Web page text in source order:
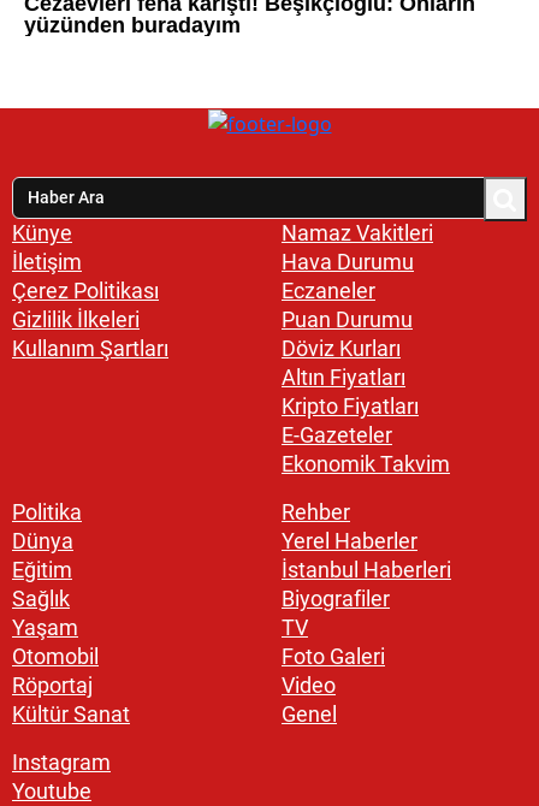
Künye
İletişim
Çerez Politikası
Gizlilik İlkeleri
Kullanım Şartları
Namaz Vakitleri
Hava Durumu
Eczaneler
Puan Durumu
Döviz Kurları
Altın Fiyatları
Kripto Fiyatları
E-Gazeteler
Ekonomik Takvim
Politika
Dünya
Eğitim
Sağlık
Yaşam
Otomobil
Röportaj
Kültür Sanat
Rehber
Yerel Haberler
İstanbul Haberleri
Biyografiler
TV
Foto Galeri
Video
Genel
Instagram
Youtube